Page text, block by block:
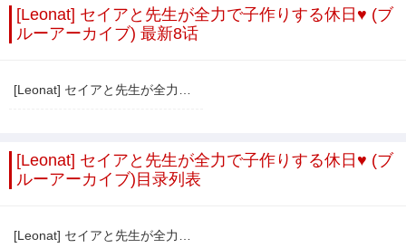
[Leonat] セイアと先生が全力で子作りする休日♥ (ブ
ルーアーカイブ) 最新8话
[Leonat] セイアと先生が全力で子作りする休日♥ (ブ
ルーアーカイブ)目录列表